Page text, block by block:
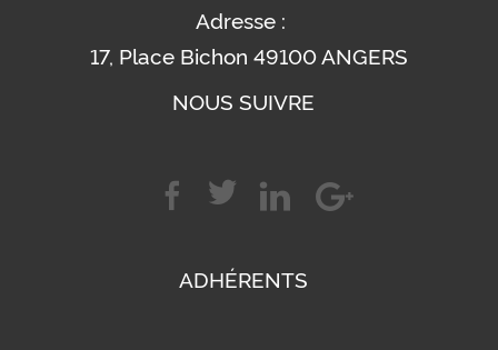
Adresse :
17, Place Bichon 49100 ANGERS
NOUS SUIVRE
ADHÉRENTS